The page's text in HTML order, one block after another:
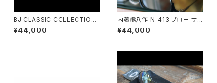
BJ CLASSIC COLLECTION
COM-510NNT BJクラシック
48
¥44,000
内藤熊八作 N-413 ブロー サー
モント クラウンパント
¥44,000